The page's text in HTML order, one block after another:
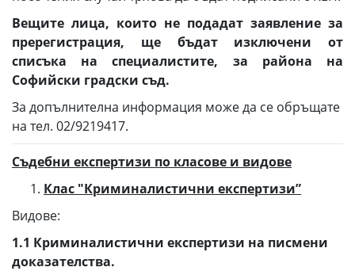
Вещите лица, които не подадат заявление за
пререгистрация, ще бъдат изключени от
списъка на специалистите, за района на
Софийски градски съд.
За допълнителна информация може да се обръщате
на тел. 02/9219417.
Съдебни експертизи по класове и видове
Клас "Криминалистични експертизи”
Видове:
1.1 Криминалистични експертизи на писмени
доказателства.